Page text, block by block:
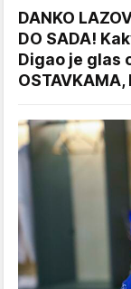
DANKO
DO SADA!
Digao je glas